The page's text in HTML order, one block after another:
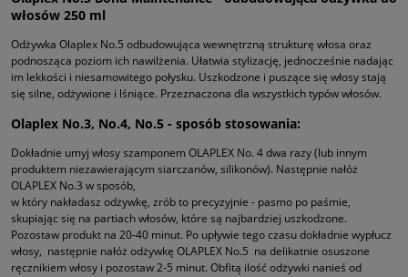
włosów 250 ml
Odżywka Olaplex No.5 odbudowująca wewnętrzną strukturę włosa oraz
podnosząca poziom ich nawilżenia. Ułatwia stylizację, jednocześnie nadając
im lekkości i niesamowitego połysku. Uszkodzone i puszące się włosy stają
się silne, odżywione i lśniące. Przeznaczona dla wszystkich typów włosów.
Olaplex No.3, No.4, No.5 - sposób stosowania:
Dokładnie umyj włosy szamponem OLAPLEX No. 4 dwa razy (lub innym
produktem niezawierającym siarczanów, silikonów). Następnie nałóż
OLAPLEX No.3 w sposób,
w który nakładasz odżywkę, zrób to precyzyjnie - pasmo po paśmie,
skupiając się na partiach włosów, które są najbardziej uszkodzone.
Pozostaw produkt na 20-40 minut. Po upływie tego czasu dokładnie wypłucz
włosy, następnie nałóż odżywkę OLAPLEX No.5 na delikatnie osuszone
ręcznikiem włosy i pozostaw 2-5 minut. Obfitą ilość odżywki nanieś od